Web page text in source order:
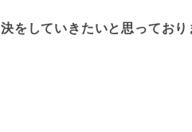
決をしていきたいと思ってお